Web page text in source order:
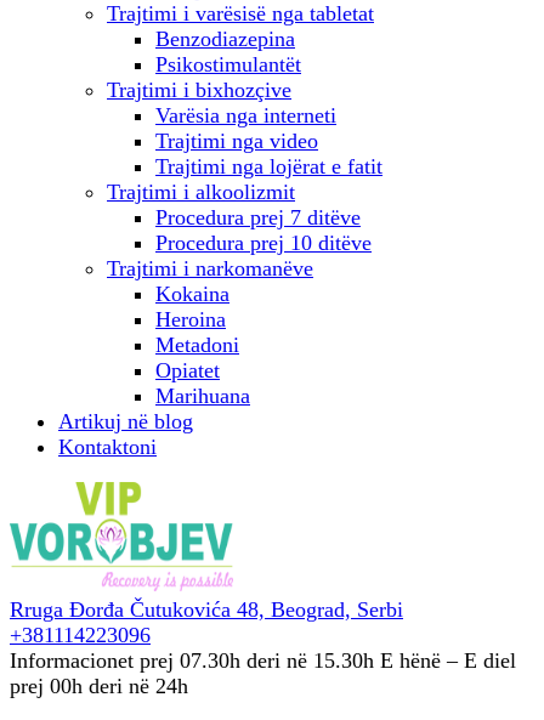
Trajtimi i varësisë nga tabletat
Benzodiazepina
Psikostimulantët
Trajtimi i bixhozçive
Varësia nga interneti
Trajtimi nga video
Trajtimi nga lojërat e fatit
Trajtimi i alkoolizmit
Procedura prej 7 ditëve
Procedura prej 10 ditëve
Trajtimi i narkomanëve
Kokaina
Heroina
Metadoni
Opiatet
Marihuana
Artikuj në blog
Kontaktoni
Rruga Đorđa Čutukovića 48, Beograd, Serbi
+381114223096
Informacionet prej 07.30h deri në 15.30h E hënë – E diel
prej 00h deri në 24h